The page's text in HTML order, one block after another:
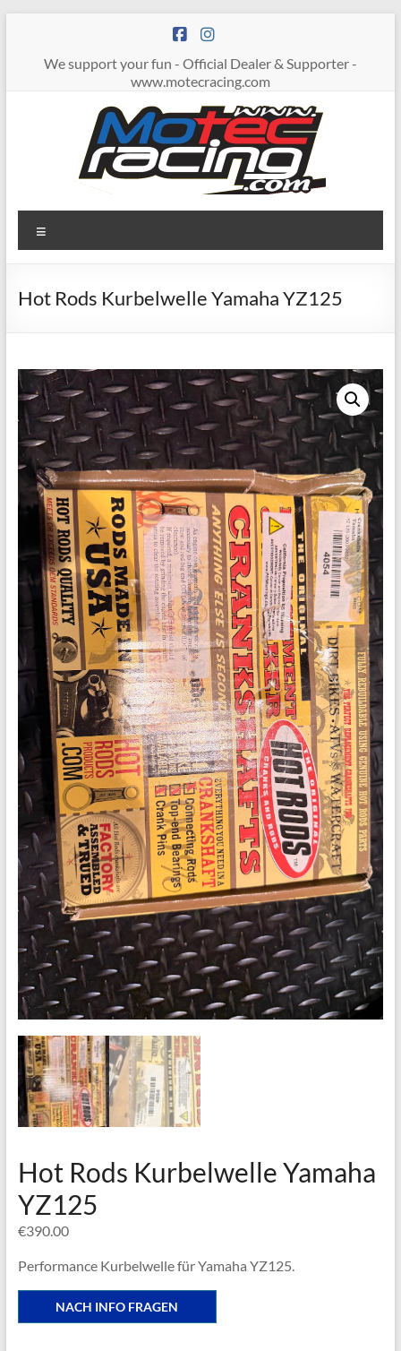
springenWe support your fun - Official Dealer & Supporter -
www.motecracing.com
MOTECRACING
Hot Rods Kurbelwelle Yamaha YZ125
Hot Rods Kurbelwelle Yamaha
YZ125
€390.00
Performance Kurbelwelle für Yamaha YZ125.
NACH INFO FRAGEN